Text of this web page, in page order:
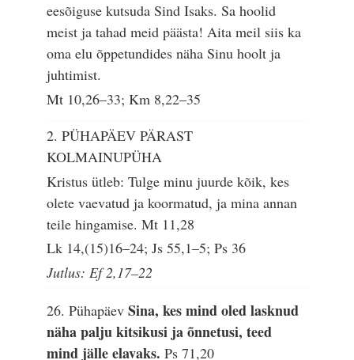
eesõiguse kutsuda Sind Isaks. Sa hoolid
meist ja tahad meid päästa! Aita meil siis ka
oma elu õppetundides näha Sinu hoolt ja
juhtimist.
Mt 10,26–33; Km 8,22–35
2. PÜHAPÄEV PÄRAST
KOLMAINUPÜHA
Kristus ütleb: Tulge minu juurde kõik, kes
olete vaevatud ja koormatud, ja mina annan
teile hingamise.Mt 11,28
Lk 14,(15)16–24; Js 55,1–5; Ps 36
Jutlus: Ef 2,17–22
26. PühapäevSina, kes mind oled lasknud
näha palju kitsikusi ja õnnetusi, teed
mind jälle elavaks.Ps 71,20